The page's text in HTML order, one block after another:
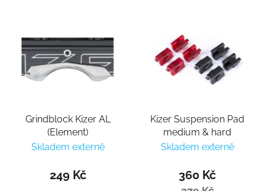
Grindblock Kizer AL
(Element)
Skladem externě
249 Kč
Kizer Suspension Pad
medium & hard
Skladem externě
360 Kč